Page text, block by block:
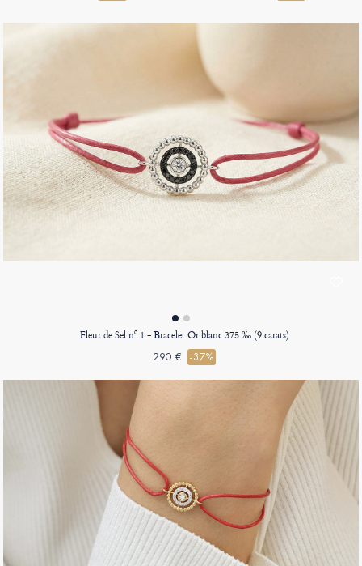
Fleur de Sel nº 1 - Bracelet Or blanc 375 ‰ (9 carats)
290 € -37%